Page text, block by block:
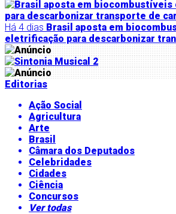
Há 4 dias Brasil aposta em
eletrificação para descarbonizar
Editorias
Ação Social
Agricultura
Arte
Brasil
Câmara dos Deputados
Celebridades
Cidades
Ciência
Concursos
Ver todas